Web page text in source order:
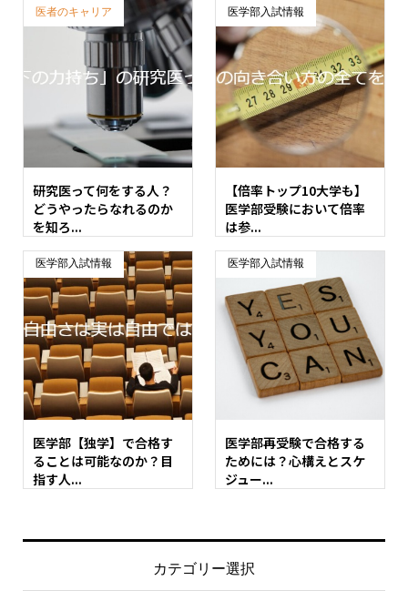
医者のキャリア
研究医って何をする人？
どうやったらなれるのか
を知ろ...
医学部入試情報
【倍率トップ10大学も】
医学部受験において倍率
は参...
医学部入試情報
医学部【独学】で合格す
ることは可能なのか？目
指す人...
医学部入試情報
医学部再受験で合格する
ためには？心構えとスケ
ジュー...
カテゴリー選択